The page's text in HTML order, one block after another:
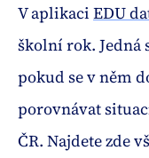
V aplikaci EDU
školní rok. Jedná
pokud se v něm
porovnávat
ČR. Najdete zde